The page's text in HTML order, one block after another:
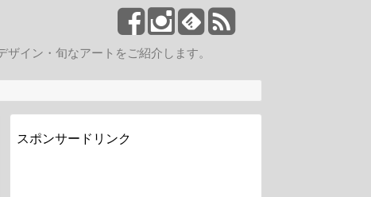
イン・旬なアートをご紹介します。
スポンサードリンク